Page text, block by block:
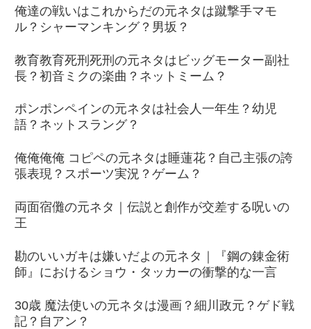
俺達の戦いはこれからだの元ネタは蹴撃手マモ
ル？シャーマンキング？男坂？
教育教育死刑死刑の元ネタはビッグモーター副社
長？初音ミクの楽曲？ネットミーム？
ポンポンペインの元ネタは社会人一年生？幼児
語？ネットスラング？
俺俺俺俺 コピペの元ネタは睡蓮花？自己主張の誇
張表現？スポーツ実況？ゲーム？
両面宿儺の元ネタ｜伝説と創作が交差する呪いの
王
勘のいいガキは嫌いだよの元ネタ｜『鋼の錬金術
師』におけるショウ・タッカーの衝撃的な一言
30歳 魔法使いの元ネタは漫画？細川政元？ゲド戦
記？自アン？